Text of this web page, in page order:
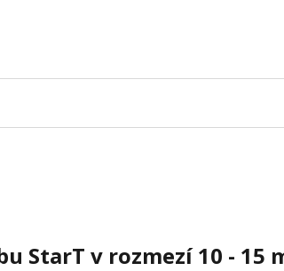
StarT v rozmezí 10 - 15